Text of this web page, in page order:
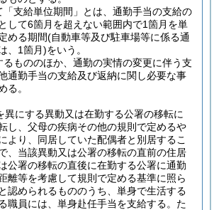
「支給単位期間」とは、通勤手当の支給の
して6箇月を超えない範囲内で1箇月を単
める期間(自動車等及び駐車場等に係る通
、1箇月)をいう。
るもののほか、通勤の実情の変更に伴う支
通勤手当の支給及び返納に関し必要な事
る。
異にする異動又は在勤する公署の移転に
し、父母の疾病その他の規則で定めるや
より、同居していた配偶者と別居するこ
、当該異動又は公署の移転の直前の住居
公署の移転の直後に在勤する公署に通勤
離等を考慮して規則で定める基準に照ら
認められるもののうち、単身で生活する
職員には、単身赴任手当を支給する。 た